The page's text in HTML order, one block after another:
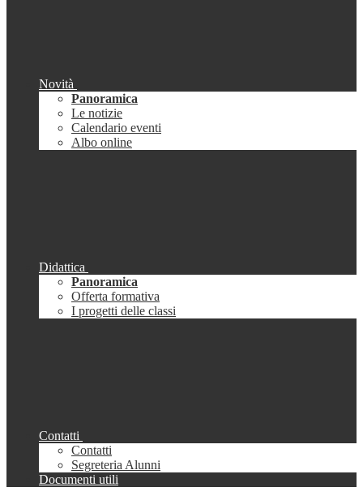
Novità
Panoramica
Le notizie
Calendario eventi
Albo online
Didattica
Panoramica
Offerta formativa
I progetti delle classi
Contatti
Contatti
Segreteria Alunni
Documenti utili